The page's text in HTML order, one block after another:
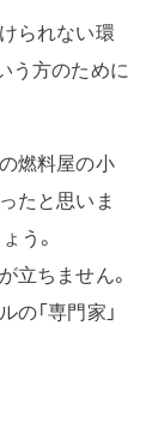
られない環
う方のために
燃料屋の小
たと思いま
う。
立ちません。
「専門家」